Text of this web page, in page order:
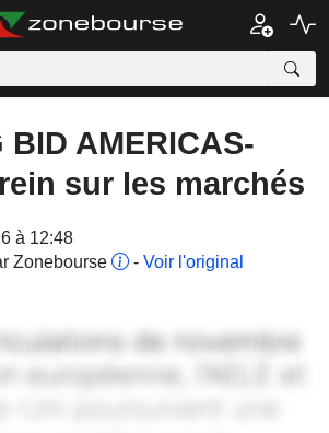
BID AMERICAS-
sur les marchés
à 12:48
Zonebourse
- Voir l'original